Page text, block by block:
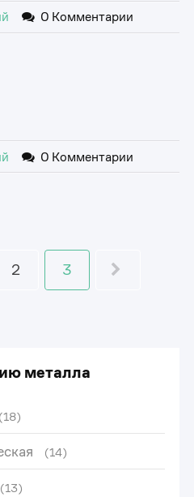
0 Комментарии
0 Комментарии
2 3
металла
(18)
(14)
(13)